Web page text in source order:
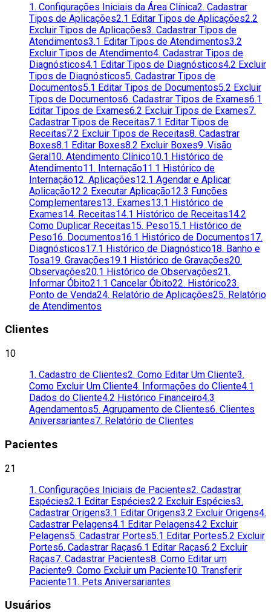
1. Configurações Iniciais da Área Clínica2. Cadastrar
Tipos de Aplicações2.1 Editar Tipos de Aplicações2.2
Excluir Tipos de Aplicações3. Cadastrar Tipos de
Atendimentos3.1 Editar Tipos de Atendimentos3.2
Excluir Tipos de Atendimento4. Cadastrar Tipos de
Diagnósticos4.1 Editar Tipos de Diagnósticos4.2 Excluir
Tipos de Diagnósticos5. Cadastrar Tipos de
Documentos5.1 Editar Tipos de Documentos5.2 Excluir
Tipos de Documentos6. Cadastrar Tipos de Exames6.1
Editar Tipos de Exames6.2 Excluir Tipos de Exames7.
Cadastrar Tipos de Receitas7.1 Editar Tipos de
Receitas7.2 Excluir Tipos de Receitas8. Cadastrar
Boxes8.1 Editar Boxes8.2 Excluir Boxes9. Visão
Geral10. Atendimento Clínico10.1 Histórico de
Atendimento11. Internação11.1 Histórico de
Internação12. Aplicações12.1 Agendar e Aplicar
Aplicação12.2 Executar Aplicação12.3 Funções
Complementares13. Exames13.1 Histórico de
Exames14. Receitas14.1 Histórico de Receitas14.2
Como Duplicar Receitas15. Peso15.1 Histórico de
Peso16. Documentos16.1 Histórico de Documentos17.
Diagnósticos17.1 Histórico de Diagnóstico18. Banho e
Tosa19. Gravações19.1 Histórico de Gravações20.
Observações20.1 Histórico de Observações21.
Informar Óbito21.1 Cancelar Óbito22. Histórico23.
Ponto de Venda24. Relatório de Aplicações25. Relatório
de Atendimentos
Clientes
10
1. Cadastro de Clientes2. Como Editar Um Cliente3.
Como Excluir Um Cliente4. Informações do Cliente4.1
Dados do Cliente4.2 Histórico Financeiro4.3
Agendamentos5. Agrupamento de Clientes6. Clientes
Aniversariantes7. Relatório de Clientes
Pacientes
21
1. Configurações Iniciais de Pacientes2. Cadastrar
Espécies2.1 Editar Espécies2.2 Excluir Espécies3.
Cadastrar Origens3.1 Editar Origens3.2 Excluir Origens4.
Cadastrar Pelagens4.1 Editar Pelagens4.2 Excluir
Pelagens5. Cadastrar Portes5.1 Editar Portes5.2 Excluir
Portes6. Cadastrar Raças6.1 Editar Raças6.2 Excluir
Raças7. Cadastrar Pacientes8. Como Editar um
Paciente9. Como Excluir um Paciente10. Transferir
Paciente11. Pets Aniversariantes
Usuários